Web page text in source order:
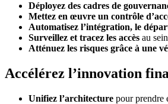
Déployez des cadres de
Mettez en œuvre un contrôle
Automatisez l’intégration, le
Surveillez et tracez les accès au
Atténuez les risques grâce à une
Accélérez l’innovation
Unifiez l’architecture pour prendre